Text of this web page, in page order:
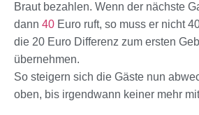
Braut bezahlen. Wenn der nächste
dann 40 Euro ruft, so muss er nicht
die 20 Euro Differenz zum ersten
übernehmen.
So steigern sich die Gäste nun
oben, bis irgendwann keiner mehr